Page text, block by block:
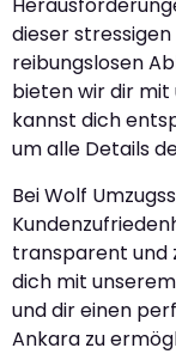
dieser
reibungslosen
bieten wir dir mit
kannst dich
um alle Details
Bei Wolf
transparent und
dich mit
und dir einen
Ankara zu